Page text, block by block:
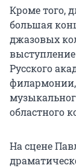
Кроме того,
большая
джазовых
выступление
Русского
филармонии,
областного
На сцене